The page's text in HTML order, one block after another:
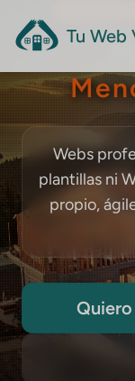
Tu Web
Webs
plantillas ni
propio,